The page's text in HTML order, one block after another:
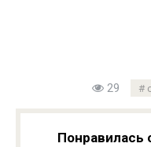
29
Понравилась